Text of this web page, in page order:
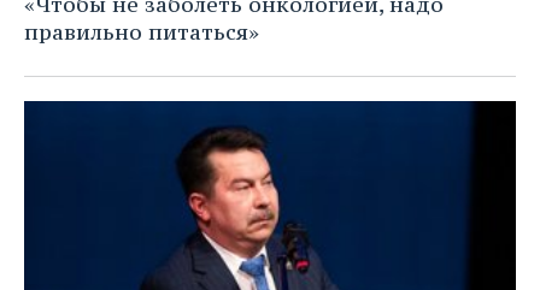
правильно питаться»